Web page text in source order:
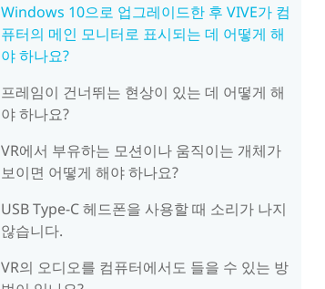
Windows 10으로 업그레이드한 후 VIVE가 컴
퓨터의 메인 모니터로 표시되는 데 어떻게 해
야 하나요?
프레임이 건너뛰는 현상이 있는 데 어떻게 해
야 하나요?
VR에서 부유하는 모션이나 움직이는 개체가
보이면 어떻게 해야 하나요?
USB Type-C 헤드폰을 사용할 때 소리가 나지
않습니다.
VR의 오디오를 컴퓨터에서도 들을 수 있는 방